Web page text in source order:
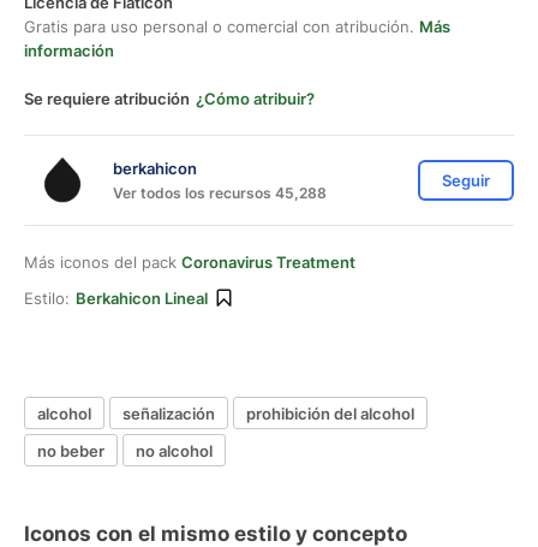
Gratis para uso personal o comercial con atribución. Más
información
Se requiere atribución ¿Cómo atribuir?
berkahicon
Ver todos los recursos 45,288
Seguir
Más iconos del pack Coronavirus Treatment
Estilo: Berkahicon Lineal
alcohol señalización
prohibición del alcohol
no beber
no alcohol
Iconos con el mismo estilo y concepto